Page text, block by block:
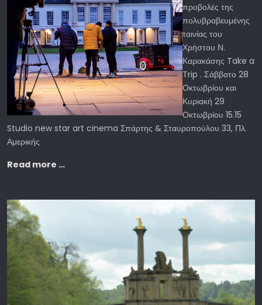
προβολές της
πολυβραβευμένης
ταινίας του
Χρήστου Ν.
Καρακάσης Take a
Trip . Σάββατο 28
Οκτωβρίου και
Κυριακή 29
Οκτωβρίου 15.15
Studio new star art cinema Σπάρτης & Σταυροπούλου 33, Πλ.
Αμερικής
Read more …